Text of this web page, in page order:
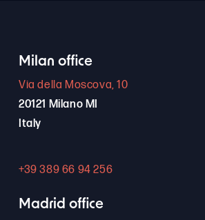
Milan office
Via della Moscova, 10
20121 Milano MI
Italy
+39 389 66 94 256
Madrid office